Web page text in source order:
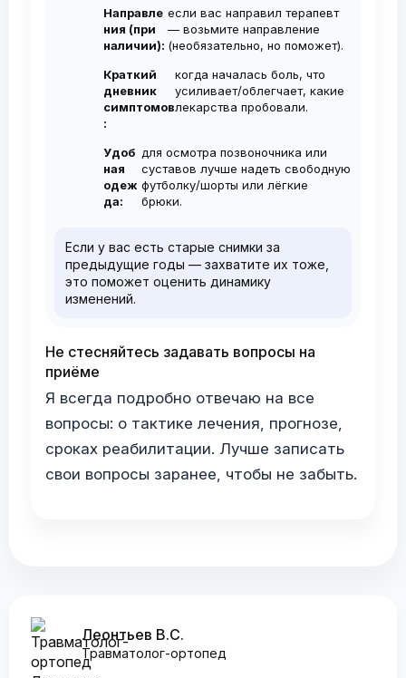
Направле
ния (при
наличии):
если вас направил терапевт
— возьмите направление
(необязательно, но поможет).
Краткий
дневник
симптомов
:
когда началась боль, что
усиливает/облегчает, какие
лекарства пробовали.
Удоб
ная
одеж
да:
для осмотра позвоночника или
суставов лучше надеть свободную
футболку/шорты или лёгкие
брюки.
Если у вас есть старые снимки за
предыдущие годы — захватите их тоже,
это поможет оценить динамику
изменений.
Не стесняйтесь задавать вопросы на
приёме
Я всегда подробно отвечаю на все
вопросы: о тактике лечения, прогнозе,
сроках реабилитации. Лучше записать
свои вопросы заранее, чтобы не забыть.
Леонтьев В.С.
Травматолог-ортопед